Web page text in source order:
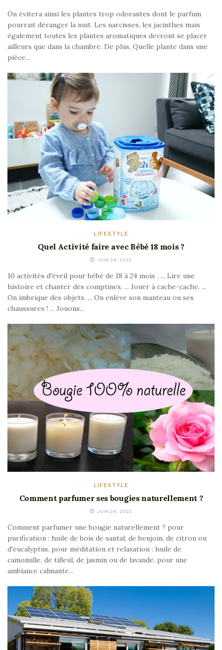
On évitera ainsi les plantes trop odorantes dont le parfum
pourrait déranger la nuit. Les narcisses, les jacinthes mais
également toutes les plantes aromatiques devront se placer
ailleurs que dans la chambre. De plus, Quelle plante dans une
pièce...
LIFESTYLE
Quel Activité faire avec Bébé 18 mois ?
JUIN 29, 2022
10 activités d'éveil pour bébé de 18 à 24 mois . ... Lire une
histoire et chanter des comptines. ... Jouer à cache-cache. ...
On imbrique des objets. ... On enlève son manteau ou ses
chaussures ! ... Jouons...
LIFESTYLE
Comment parfumer ses bougies naturellement ?
JUIN 29, 2022
Comment parfumer une bougie naturellement ? pour
purification : huile de bois de santal, de benjoin, de citron ou
d'eucalyptus. pour méditation et relaxation : huile de
camomille, de tilleul, de jasmin ou de lavande. pour une
ambiance calmante...